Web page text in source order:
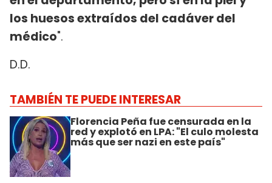
los huesos extraídos del cadáver del
médico".
D.D.
TAMBIÉN TE PUEDE INTERESAR
Florencia Peña fue censurada en la
red y explotó en LPA: "El culo molesta
más que ser nazi en este país"